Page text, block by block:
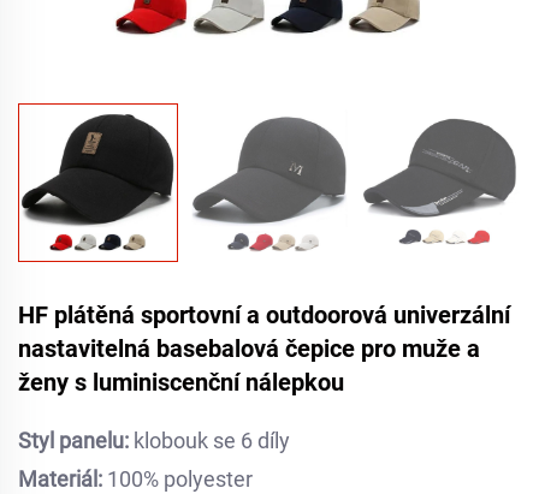
HF plátěná sportovní a outdoorová univerzální
nastavitelná basebalová čepice pro muže a
ženy s luminiscenční nálepkou
Styl panelu: klobouk se 6 díly
Materiál: 100% polyester